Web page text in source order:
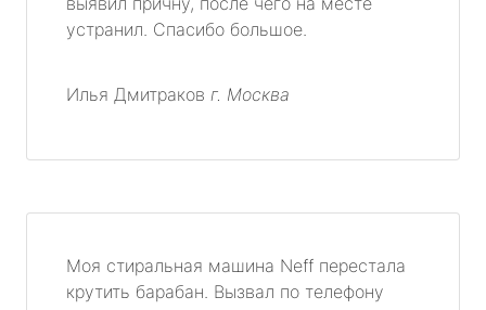
устранил. Спасибо большое.
Илья Дмитраков г. Москва
Моя стиральная машина Neff перестала
крутить барабан. Вызвал по телефону